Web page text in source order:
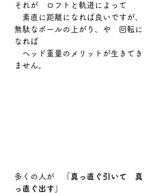
それが　ロフトと軌道によって
素直に距離になれば良いですが、
無駄なボールの上がり、や　回転に
なれば
ヘッド重量のメリットが生きてき
ません。
多くの人が
「真っ直ぐ引いて　真
っ直ぐ出す」